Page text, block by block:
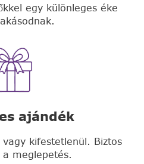
egy különleges éke
ajándék
kifestetlenül. Biztos
meglepetés.